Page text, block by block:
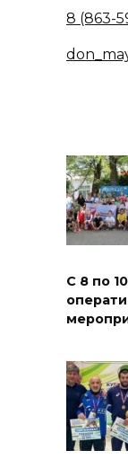
8 (863-
С 8 по